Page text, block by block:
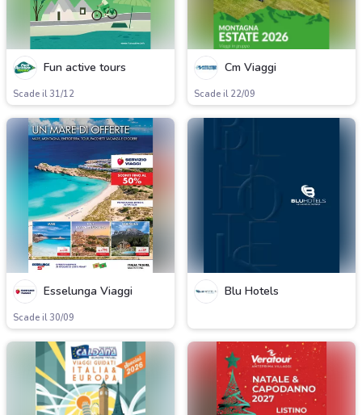
Fun active tours
Scade il 31/12
Cm Viaggi
Scade il 22/09
Esselunga Viaggi
Scade il 30/09
Blu Hotels